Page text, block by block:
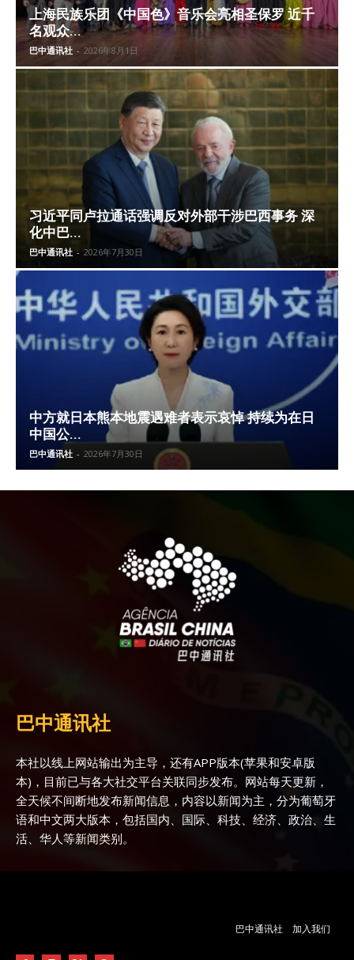
上海民族乐团《中国色》音乐会亮相圣保罗 近千
名观众...
巴中通讯社 - 2026年8月1日
习近平同卢拉通话强调反对外部干涉巴西事务 深
化中巴...
巴中通讯社 - 2026年7月30日
中方就日本熊本地震遇难者表示哀悼 持续为在日
中国公...
巴中通讯社 - 2026年7月30日
巴中通讯社
本社以线上网站输出为主导，还有APP版本(苹果和安卓版
本)，目前已与各大社交平台关联同步发布。网站每天更新，
全天候不间断地发布新闻信息，内容以新闻为主，分为葡萄牙
语和中文两大版本，包括国内、国际、科技、经济、政治、生
活、华人等新闻类别。
巴中通讯社 加入我们